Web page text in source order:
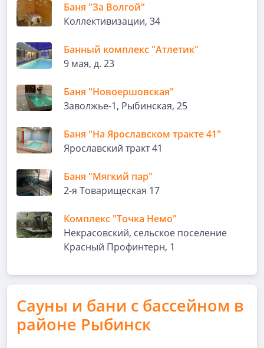
Баня "За Волгой"
Коллективизации, 34
Банный комплекс "Атлетик"
9 мая, д. 23
Баня "Новоершовская"
Заволжье-1, Рыбинская, 25
Баня "На Ярославском тракте 41"
Ярославский тракт 41
Баня "Мягкий пар"
2-я Товарищеская 17
Комплекс "Точка Немо"
Некрасовский, сельское поселение
Красный Профинтерн, 1
Сауны и бани с бассейном в
районе Рыбинск